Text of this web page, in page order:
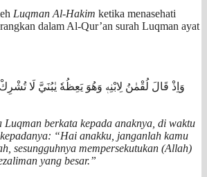
Luqman Al-Hakim ketika menasehati
dalam Al-Qur’an surah Luqman ayat
وَاِذْ قَالَ لُقْمٰنُ لِابْنِهٖ وَهُوَ يَعِظُهٗ يٰبُنَيَّ لَا
berkata kepada anaknya, di waktu
“Hai anakku, janganlah kamu
sesungguhnya mempersekutukan (Allah)
yang besar.”